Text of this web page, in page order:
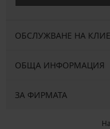
ОБСЛУЖВАНЕ НА
ОБЩА ИНФОРМАЦИЯ
ЗА ФИРМАТА